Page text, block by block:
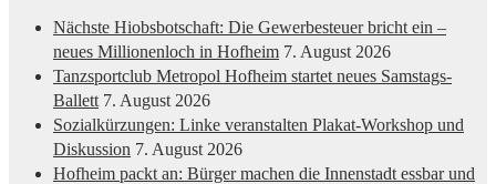
Nächste Hiobsbotschaft: Die Gewerbesteuer bricht ein –
neues Millionenloch in Hofheim 7. August 2026
Tanzsportclub Metropol Hofheim startet neues Samstags-
Ballett 7. August 2026
Sozialkürzungen: Linke veranstalten Plakat-Workshop und
Diskussion 7. August 2026
Hofheim packt an: Bürger machen die Innenstadt essbar und